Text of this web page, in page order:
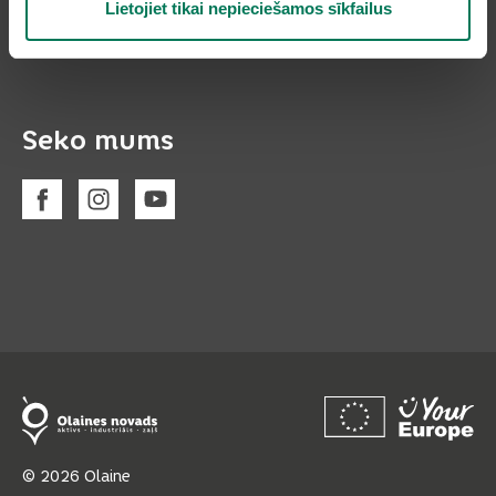
Lietojiet tikai nepieciešamos sīkfailus
Seko mums
© 2026 Olaine